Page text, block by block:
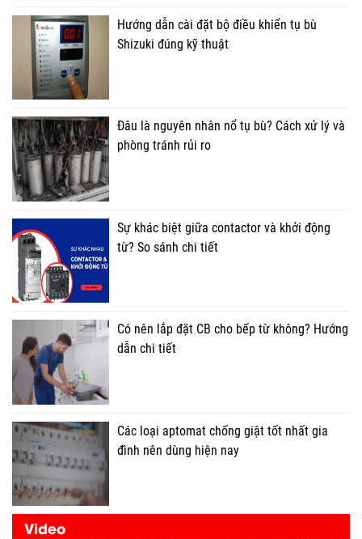
Hướng dẫn cài đặt bộ điều khiển tụ bù
Shizuki đúng kỹ thuật
Đâu là nguyên nhân nổ tụ bù? Cách xử lý và
phòng tránh rủi ro
Sự khác biệt giữa contactor và khởi động
từ? So sánh chi tiết
Có nên lắp đặt CB cho bếp từ không? Hướng
dẫn chi tiết
Các loại aptomat chống giật tốt nhất gia
đình nên dùng hiện nay
Video